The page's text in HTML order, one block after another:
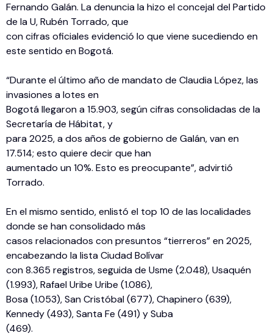
Fernando Galán. La denuncia la hizo el concejal del Partido
de la U, Rubén Torrado, que
con cifras oficiales evidenció lo que viene sucediendo en
este sentido en Bogotá.
“Durante el último año de mandato de Claudia López, las
invasiones a lotes en
Bogotá llegaron a 15.903, según cifras consolidadas de la
Secretaría de Hábitat, y
para 2025, a dos años de gobierno de Galán, van en
17.514; esto quiere decir que han
aumentado un 10%. Esto es preocupante”, advirtió
Torrado.
En el mismo sentido, enlistó el top 10 de las localidades
donde se han consolidado más
casos relacionados con presuntos “tierreros” en 2025,
encabezando la lista Ciudad Bolívar
con 8.365 registros, seguida de Usme (2.048), Usaquén
(1.993), Rafael Uribe Uribe (1.086),
Bosa (1.053), San Cristóbal (677), Chapinero (639),
Kennedy (493), Santa Fe (491) y Suba
(469).